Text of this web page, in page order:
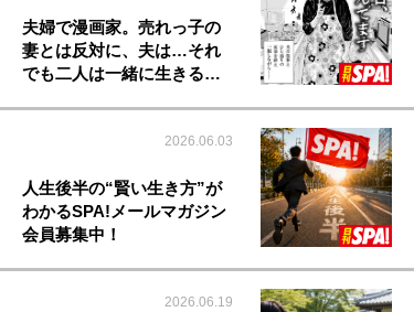
夫婦で漫画家。売れっ子の
妻とは反対に、夫は…それ
でも二人は一緒に生きる…
2026.06.03
人生後半の“賢い生き方”が
わかるSPA!メールマガジン
会員募集中！
2026.06.19